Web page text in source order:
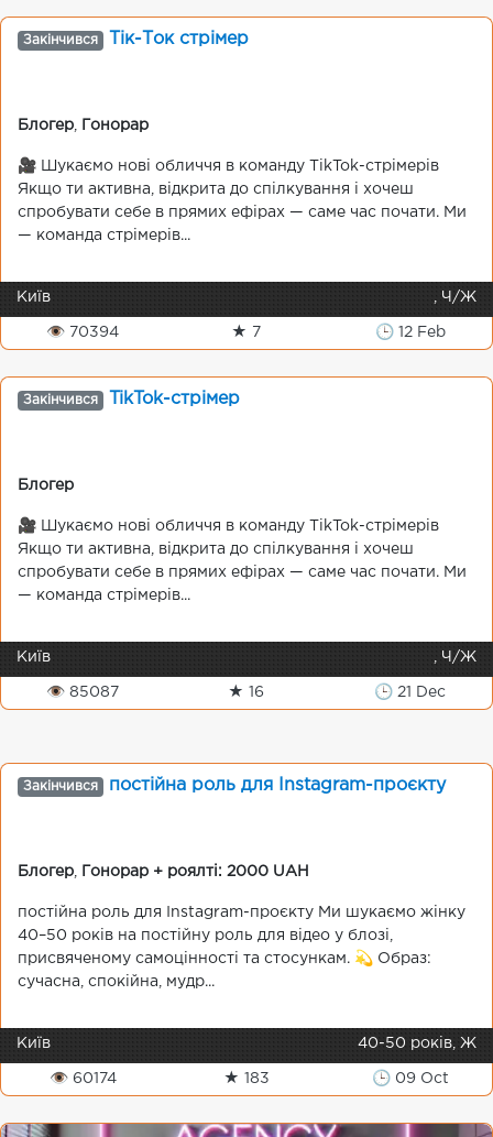
Закінчився Тік-Ток стрімер
Блогер Гонорар
🎥 Шукаємо нові обличчя в команду TikTok-стрімерів
Якщо ти активна, відкрита до спілкування і хочеш
спробувати себе в прямих ефірах — саме час почати. Ми
— команда стрімерів...
Київ , Ч/Ж
👁 70394 ★ 7 🕒 12 Feb
Закінчився TikTok-стрімер
Блогер
🎥 Шукаємо нові обличчя в команду TikTok-стрімерів
Якщо ти активна, відкрита до спілкування і хочеш
спробувати себе в прямих ефірах — саме час почати. Ми
— команда стрімерів...
Київ , Ч/Ж
👁 85087 ★ 16 🕒 21 Dec
Закінчився постійна роль для Instagram-проєкту
Блогер Гонорар + роялті: 2000 UAH
постійна роль для Instagram-проєкту Ми шукаємо жінку
40–50 років на постійну роль для відео у блозі,
присвяченому самоцінності та стосункам. 💫 Образ:
сучасна, спокійна, мудр...
Київ 40-50 років, Ж
👁 60174 ★ 183 🕒 09 Oct